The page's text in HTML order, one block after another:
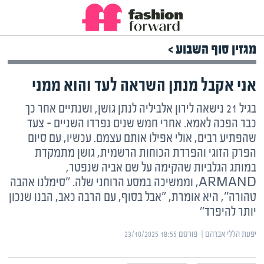
מגזין סוף השבוע >
אני אקבל מנתן השראה לעד והוא ממני
בגיל 21 נישאה לירון אלביליה לנתן גושן, ושנתיים אחר כך
כבר הפכה לאמא. אחרי חמש שנים נפרדו השניים – צעד
שהפתיע רבים, אולי אפילו אותם עצמם. עכשיו, עם סיום
הפרק הזוגי והפרדת הכוחות הרשמית, גושן מתמקדת
במותג הגלביות שהקימה על שם אביה שנפטר,
ARMAND, וממשיכה במסע הרוחני שלה. "סימלנו אהבה
טהורה", היא אומרת, "אבל בסוף, עם הרבה כאב, הבנו שנכון
יותר להיפרד"
יפעת הללי אברהם | ‏פורסם ‎23/10/2025 18:55